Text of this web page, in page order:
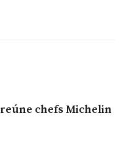
chefs Michelin